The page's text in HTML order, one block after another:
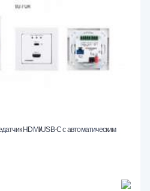
HDMI/USB-C с автоматическим